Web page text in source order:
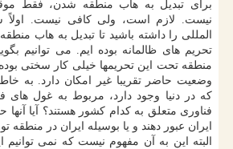
برای تبدیل به هاب منطقه شدن، فقط
نیست. لازم است، ولی کافی نیست. اولاً
المللی را داشته باشید تا تبدیل به هاب
تحریم های ظالمانه بوده ایم. می توانیم
منطقه تحت این تحریمها خیلی کار سختی بوده
وضعیت حاضر تقریبا غیر امکان دارد. به
که در دنیا وجود دارد، مربوط به غول
فناوری متعلق به کدام کشور هستند؟ آیا آنها
ایران عبور دهند و یا بوسیله ایران در منطقه
البته این به آن مفهوم نیست که نمی توانیم